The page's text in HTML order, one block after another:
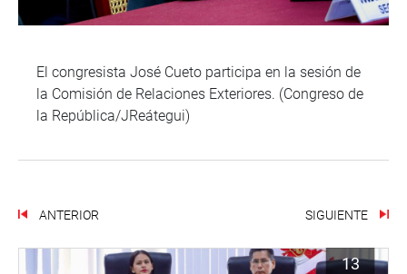
El congresista José Cueto participa en la sesión de
la Comisión de Relaciones Exteriores. (Congreso de
la República/JReátegui)
ANTERIOR SIGUIENTE
13